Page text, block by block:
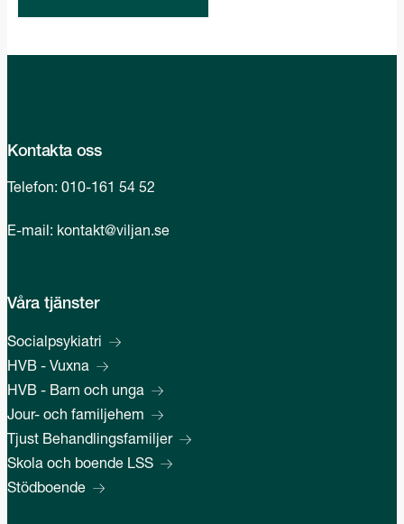
Kontakta oss
Telefon: 010-161 54 52
E-mail: kontakt@viljan.se
Våra tjänster
Socialpsykiatri
HVB - Vuxna
HVB - Barn och unga
Jour- och familjehem
Tjust Behandlingsfamiljer
Skola och boende LSS
Stödboende